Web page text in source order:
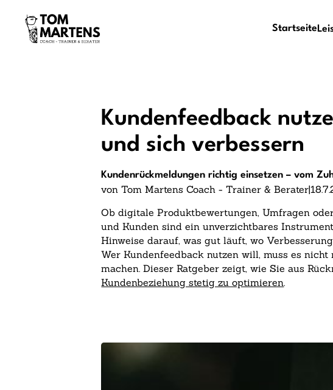
Startseite
Kundenfeedback
und sich verbessern
Kundenrückmeldungen richtig einsetzen – vom
von Tom Martens Coach - Trainer & Berater|
Ob digitale Produktbewertungen, Umfragen
und Kunden sind ein unverzichtbares
Hinweise darauf, was gut läuft, wo
Wer Kundenfeedback nutzen will, muss es
machen. Dieser Ratgeber zeigt, wie Sie aus
Kundenbeziehung stetig zu optimieren.